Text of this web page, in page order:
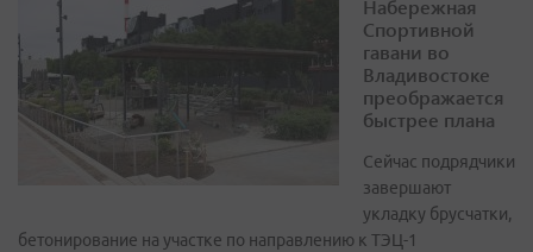
Набережная
Спортивной
гавани во
Владивостоке
преображается
быстрее плана
Сейчас подрядчики
завершают
укладку брусчатки,
бетонирование на участке по направлению к ТЭЦ-1